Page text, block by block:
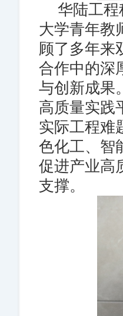
华陆工
大学青年教
顾了多年来
合作中的深
与创新成果
高质量实践
实际工程难
色化工、智
促进产业高
支撑。